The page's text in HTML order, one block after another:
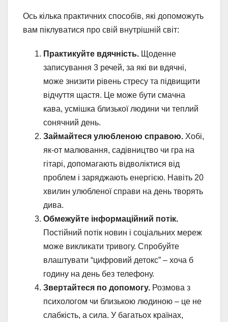
Ось кілька практичних способів, які допоможуть
вам піклуватися про свій внутрішній світ:
Практикуйте вдячність. Щоденне
записування 3 речей, за які ви вдячні,
може знизити рівень стресу та підвищити
відчуття щастя. Це може бути смачна
кава, усмішка близької людини чи теплий
сонячний день.
Займайтеся улюбленою справою. Хобі,
як-от малювання, садівництво чи гра на
гітарі, допомагають відволіктися від
проблем і заряджають енергією. Навіть 20
хвилин улюбленої справи на день творять
дива.
Обмежуйте інформаційний потік.
Постійний потік новин і соціальних мереж
може викликати тривогу. Спробуйте
влаштувати “цифровий детокс” – хоча б
годину на день без телефону.
Звертайтеся по допомогу. Розмова з
психологом чи близькою людиною – це не
слабкість, а сила. У багатьох країнах,